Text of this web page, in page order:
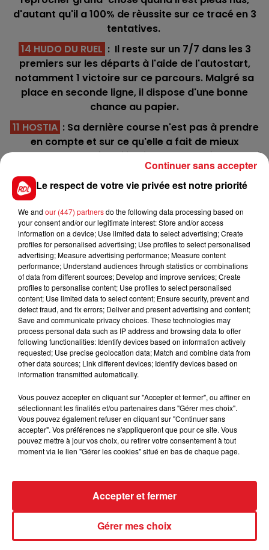
d'autant qu'il a 100% de rèussite sur ce tracé en 3
tentatives.
14 HUDO DU RUEL : Il reste sur un 7/7 dans les 3
premiers sur les départs à l'aide de l'autostart,
notamment 1 victoire sur ce parcours. Malgré sa
place en seconde ligne, il dispose d'une bonne
chance au papier.
11 HOSTIA : Sa dernière course n'est pas à prendre
en compte et sur ce qu'elle a fait de mieux
auparavant, une réhabilitation n'est pas à exclure à
belle cote.
8 GALANTE HAUFOR: Attention cardiaque
dernières sorties. Mais aussi elle avait réalisé un
doublé sur 2875m en marchant 1'12"7 le printemps
dernier. Question de bon vouloir....
*********
En direct des pistes :
FILS D'ACTUS
BÉTHUNE: ENQUÊTE POUR HOMICIDE
VOLONTAIRE EN COURS, APRÈS LA...
Selon les premiers éléments, le logement servait
à des prostituées
Le respect de votre vie privée est notre priorité
We and our (447) partnersdo the following data processing based on
your consent and/or our legitimate interest: Store and/or access
information on a device; Use limited data to select advertising; Create
profiles for personalised advertising; Use profiles to select personalised
advertising; Measure advertising performance; Measure content
performance; Understand audiences through statistics or combinations
of data from different sources; Develop and improve services; Create
profiles to personalise content; Use profiles to select personalised
content; Use limited data to select content; Ensure security, prevent and
detect fraud, and fix errors; Deliver and present advertising and content;
Save and communicate privacy choices. These technologies may
process personal data such as IP address and browsing data to offer
following functionalities: Identify devices based on information actively
requested; Use precise geolocation data; Match and combine data from
other data sources; Link different devices; Identify devices based on
information transmitted automatically.
Vous pouvez accepter en cliquant sur "Accepter et fermer", ou affiner en
sélectionnant les finalités et/ou partenaires dans "Gérer mes choix".
Vous pouvez également refuser en cliquant sur "Continuer sans
accepter". Vos préférences ne s'appliqueront que pour ce site. Vous
pouvez mettre à jour vos choix, ou retirer votre consentement à tout
moment via le lien "Gérer les cookies" situé en bas de chaque page.
Gérer mes choix
Accepter et fermer
Continuer sans accepter